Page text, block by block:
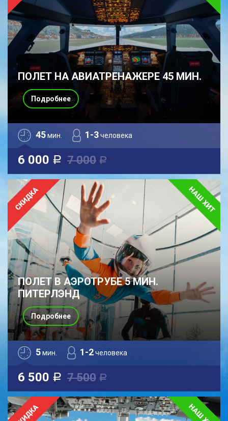
ПОЛЕТ НА АВИАТРЕНАЖЕРЕ 45 МИН.
45мин. 1-3человека
6 000 a 7 000 a
Подробнее
ПОЛЕТ В АЭРОТРУБЕ 5 МИН.
ПИТЕРЛЭНД
5мин. 1-2человека
6 500 a 7 500 a
Подробнее